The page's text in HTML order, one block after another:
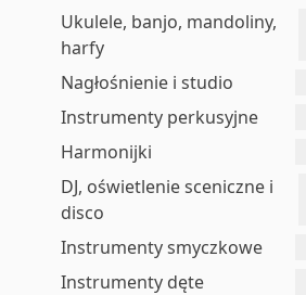
Ukulele, banjo, mandoliny,
harfy
Nagłośnienie i studio
Instrumenty perkusyjne
Harmonijki
DJ, oświetlenie sceniczne i
disco
Instrumenty smyczkowe
Instrumenty dęte